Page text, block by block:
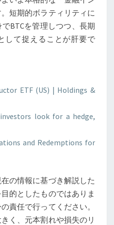
短期的ボラティリティに
BTCを管理しつつ、長期
して捉えることが肝要で
ETF (US) | Holdings &
look for a hedge,
and Redemptions for
の情報に基づき解説した
的としたものではありま
責任で行ってください。
く、元本割れや損失のリ